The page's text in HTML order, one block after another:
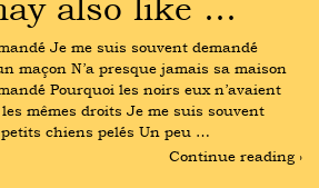
Je me suis souvent demandé
maçon N’a presque jamais sa maison
Pourquoi les noirs eux n’avaient
mêmes droits Je me suis souvent
chiens pelés Un peu …
Continue reading ›